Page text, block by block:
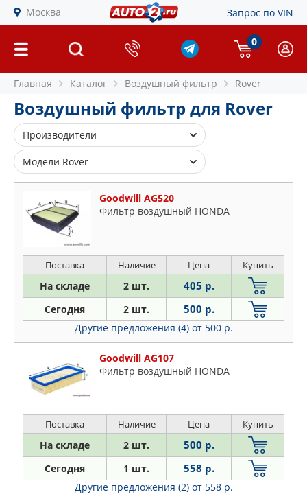
Москва Запрос по VIN
0
Главная Каталог Воздушный фильтр Rover
Воздушный фильтр для Rover
Производители
BLUE PRINT
BOSCH
CHAMPION
CLEAN FILTERS
COMLINE
DENCKERMAN
FENOX
FILTRON
GOODWILL
JAPANPARTS
JP GROUP
MANN
MEAT & DORIA
MECAFILTER
MFILTER
Модели Rover
2000-3500
25
45
200
400
Coupe
Maestro
Montego
Streetwise
Goodwill AG520
Фильтр воздушный HONDA
Поставка Наличие Цена Купить
На складе 2 шт. 405 р.
Сегодня 2 шт. 500 р.
Другие предложения (4) от 500 р.
Goodwill AG107
Фильтр воздушный HONDA
Поставка Наличие Цена Купить
На складе 2 шт. 500 р.
Сегодня 1 шт. 558 р.
Другие предложения (2) от 558 р.